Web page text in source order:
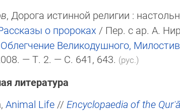
, Дорога истинной религии :
о пророках / Пер. с ар. А.
Облегчение Великодушного,
— Т. 2. — С. 641, 643. (рус.)
литература
Animal Life // Encyclopaedia of the